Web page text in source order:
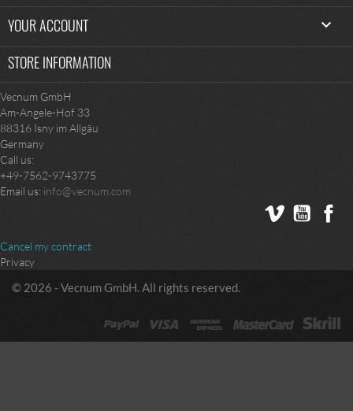
YOUR ACCOUNT 
STORE INFORMATION
Vecnum GmbH
Am-Angele-Hof 33
88316 Isny im Allgäu
Germany
Call us:
+49-7562-9743775
Email us: info@vecnum.com
Vimeo
Cancel my contract
Privacy
© 2026 - Vecnum GmbH. All rights reserved.